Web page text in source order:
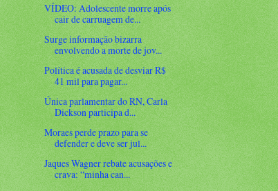
VÍDEO: Adolescente morre após
cair de carruagem de...
Surge informação bizarra
envolvendo a morte de jov...
Política é acusada de desviar R$
41 mil para pagar...
Única parlamentar do RN, Carla
Dickson participa d...
Moraes perde prazo para se
defender e deve ser jul...
Jaques Wagner rebate acusações e
crava: “minha can...